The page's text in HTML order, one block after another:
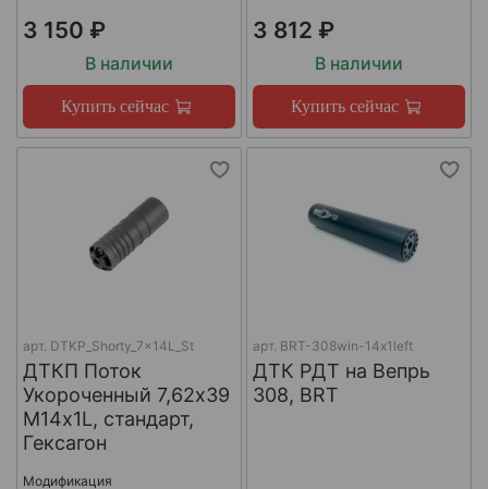
3 150 ₽
В наличии
Купить сейчас
3 812 ₽
В наличии
Купить сейчас
арт. DTKP_Shorty_7x14L_St
ДТКП Поток
Укороченный 7,62х39
М14х1L, стандарт,
Гексагон
Модификация
арт. BRT-308win-14х1left
ДТК РДТ на Вепрь
308, BRT